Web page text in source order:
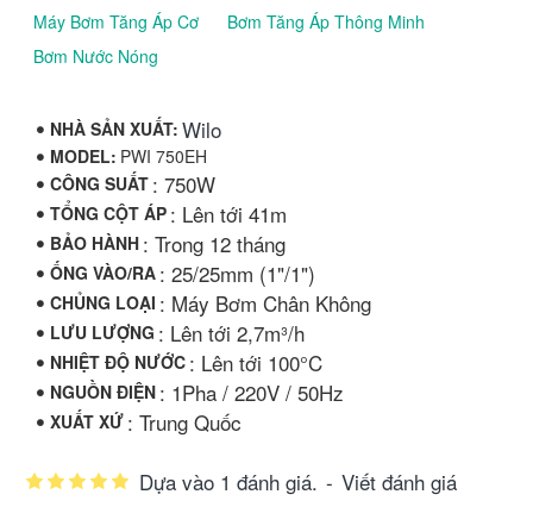
Máy Bơm Tăng Áp Cơ
Bơm Tăng Áp Thông Minh
Bơm Nước Nóng
NHÀ SẢN XUẤT: Wilo
MODEL: PWI 750EH
CÔNG SUẤT : 750W
TỔNG CỘT ÁP : Lên tới 41m
BẢO HÀNH : Trong 12 tháng
ỐNG VÀO/RA : 25/25mm (1"/1")
CHỦNG LOẠI : Máy Bơm Chân Không
LƯU LƯỢNG : Lên tới 2,7m³/h
NHIỆT ĐỘ NƯỚC : Lên tới 100°C
NGUỒN ĐIỆN : 1Pha / 220V / 50Hz
XUẤT XỨ : Trung Quốc
Dựa vào 1 đánh giá. - Viết đánh giá